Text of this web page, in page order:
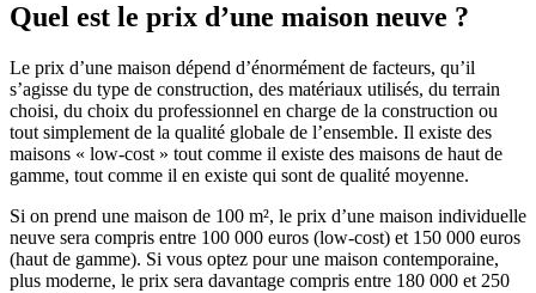
Quel est le prix d’une maison neuve ?
Le prix d’une maison dépend d’énormément de facteurs, qu’il
s’agisse du type de construction, des matériaux utilisés, du terrain
choisi, du choix du professionnel en charge de la construction ou
tout simplement de la qualité globale de l’ensemble. Il existe des
maisons « low-cost » tout comme il existe des maisons de haut de
gamme, tout comme il en existe qui sont de qualité moyenne.
Si on prend une maison de 100 m², le prix d’une maison individuelle
neuve sera compris entre 100 000 euros (low-cost) et 150 000 euros
(haut de gamme). Si vous optez pour une maison contemporaine,
plus moderne, le prix sera davantage compris entre 180 000 et 250